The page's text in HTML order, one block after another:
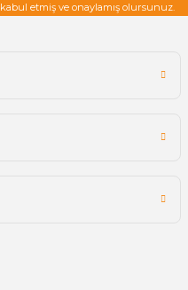
kabul etmiş ve onaylamış olursunuz.